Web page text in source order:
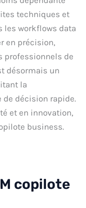
techniques et
les workflows data
en précision,
professionnels de
désormais un
la
décision rapide.
et en innovation,
business.
copilote